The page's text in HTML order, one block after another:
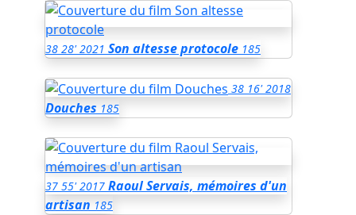
38 28' 2021 Son altesse protocole 185
38 16' 2018
Douches 185
37 55' 2017 Raoul Servais, mémoires d'un
artisan 185